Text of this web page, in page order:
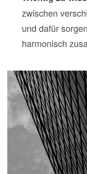
zwischen
und dafür
harmonisch